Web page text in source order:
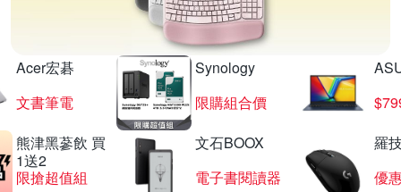
Acer宏碁
文書筆電
Synology
限購組合價
熊津黑蔘飲 買
1送2
限搶超值組
文石BOOX
電子書閱讀器
羅
優